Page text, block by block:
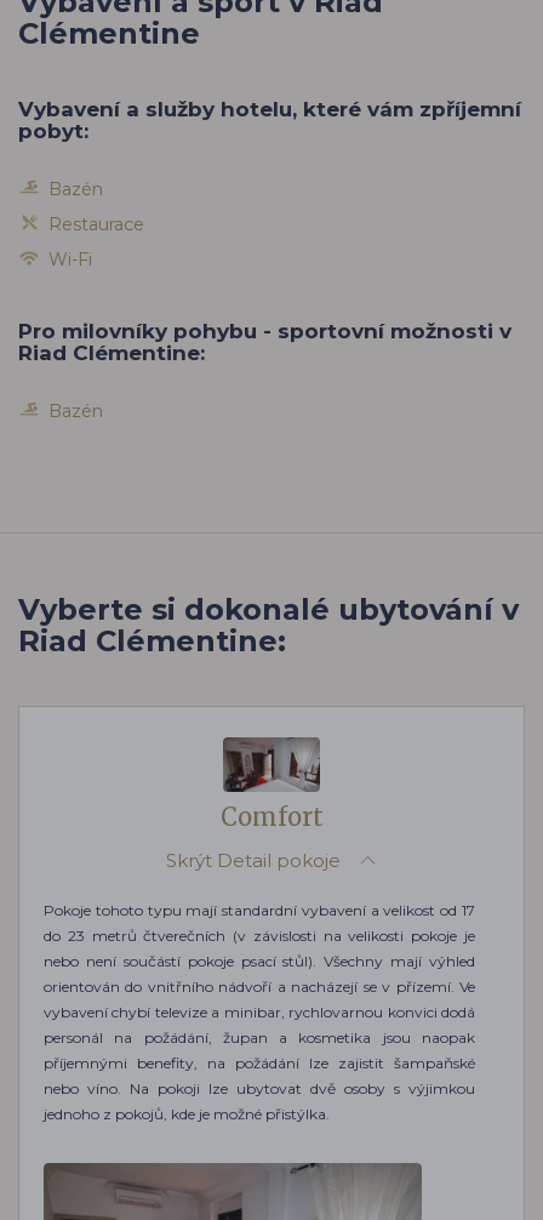
Clémentine
Vybavení a služby hotelu, které vám zpříjemní
pobyt:
Bazén
Restaurace
Wi-Fi
Pro milovníky pohybu - sportovní možnosti v
Riad Clémentine:
Bazén
Vyberte si dokonalé ubytování v
Riad Clémentine:
Comfort
Skrýt Detail pokoje
Pokoje tohoto typu mají standardní vybavení a velikost od 17
do 23 metrů čtverečních (v závislosti na velikosti pokoje je
nebo není součástí pokoje psací stůl). Všechny mají výhled
orientován do vnitřního nádvoří a nacházejí se v přízemí. Ve
vybavení chybí televize a minibar, rychlovarnou konvici dodá
personál na požádání, župan a kosmetika jsou naopak
příjemnými benefity, na požádání lze zajistit šampaňské
nebo víno. Na pokoji lze ubytovat dvě osoby s výjimkou
jednoho z pokojů, kde je možné přistýlka.